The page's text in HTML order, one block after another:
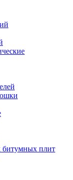
битумных плит